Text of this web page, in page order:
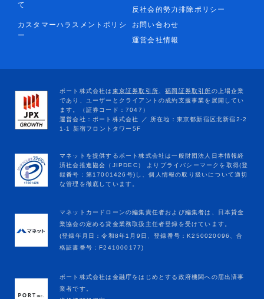
て
反社会的勢力排除ポリシー
カスタマーハラスメントポリシ
ー
お問い合わせ
運営会社情報
マネットカードローンの編集責任者および編集者は、日本貸金
業協会の定める貸金業務取扱主任者登録を受けています。
(登録年月日：令和8年1月9日、登録番号：K250020096、合
格証書番号：F241000177)
ポート株式会社は金融庁をはじめとする政府機関への届出済事
業者です。